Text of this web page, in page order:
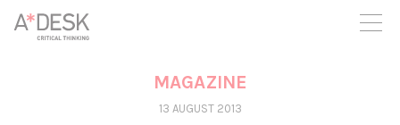
you believe in A*DESK, we need your backing to be able to
continue. You can now participate in the project by supporting
it. You can choose how much you want to contribute to the
You can decide how much you want to bring to the project.
MAGAZINE
13 AUGUST 2013